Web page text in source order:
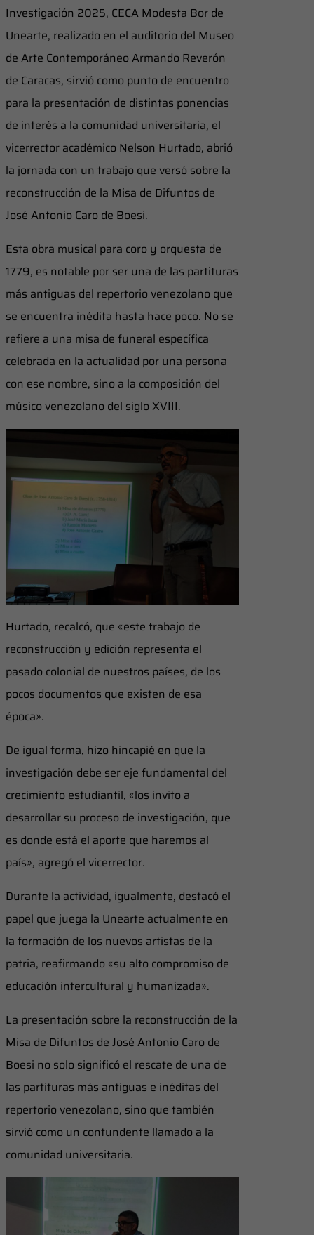
Investigación 2025, CECA Modesta Bor de
Unearte, realizado en el auditorio del Museo
de Arte Contemporáneo Armando Reverón
de Caracas, sirvió como punto de encuentro
para la presentación de distintas ponencias
de interés a la comunidad universitaria, el
vicerrector académico Nelson Hurtado, abrió
la jornada con un trabajo que versó sobre la
reconstrucción de la Misa de Difuntos de
José Antonio Caro de Boesi.
Esta obra musical para coro y orquesta de
1779, es notable por ser una de las partituras
más antiguas del repertorio venezolano que
se encuentra inédita hasta hace poco. No se
refiere a una misa de funeral específica
celebrada en la actualidad por una persona
con ese nombre, sino a la composición del
músico venezolano del siglo XVIII.
Hurtado, recalcó, que «este trabajo de
reconstrucción y edición representa el
pasado colonial de nuestros países, de los
pocos documentos que existen de esa
época».
De igual forma, hizo hincapié en que la
investigación debe ser eje fundamental del
crecimiento estudiantil, «los invito a
desarrollar su proceso de investigación, que
es donde está el aporte que haremos al
país», agregó el vicerrector.
Durante la actividad, igualmente, destacó el
papel que juega la Unearte actualmente en
la formación de los nuevos artistas de la
patria, reafirmando «su alto compromiso de
educación intercultural y humanizada».
​La presentación sobre la reconstrucción de la
Misa de Difuntos de José Antonio Caro de
Boesi no solo significó el rescate de una de
las partituras más antiguas e inéditas del
repertorio venezolano, sino que también
sirvió como un contundente llamado a la
comunidad universitaria.